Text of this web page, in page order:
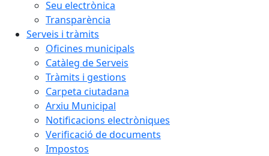
Seu electrònica
Transparència
Serveis i tràmits
Oficines municipals
Catàleg de Serveis
Tràmits i gestions
Carpeta ciutadana
Arxiu Municipal
Notificacions electròniques
Verificació de documents
Impostos